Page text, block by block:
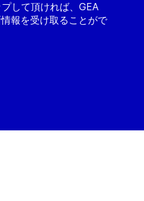
して頂ければ、GEA
報を受け取ることがで